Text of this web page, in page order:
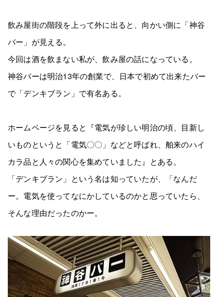
飲み屋街の階段を上って外に出ると、向かい側に「神谷
バー」が見える。
今回は酒を飲まない私が、飲み屋の話になっている。
神谷バーは明治13年の創業で、日本で初めて出来たバー
で「デンキブラン」で有名ある。
ホームページを見ると『電気が珍しい明治の頃、目新し
いものというと「電気〇〇」などと呼ばれ、舶来のハイ
カラ品と人々の関心を集めていました』とある。
「デンキブラン」という名は知っていたが、「なんだ
ー。電気を使ってなにかしているのかと思っていたら、
そんな理由だったのかー。